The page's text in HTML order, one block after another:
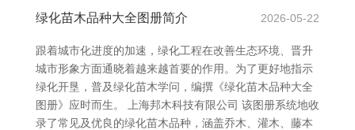
绿化苗木品种大全图册简介 2026-05-22
跟着城市化进度的加速，绿化工程在改善生态环境、晋升
城市形象方面通晓着越来越首要的作用。为了更好地指示
绿化开垦，普及绿化苗木学问，编撰《绿化苗木品种大全
图册》应时而生。 上海邦木科技有限公司 该图册系统地收
录了常见及优良的绿化苗木品种，涵盖乔木、灌木、藤本